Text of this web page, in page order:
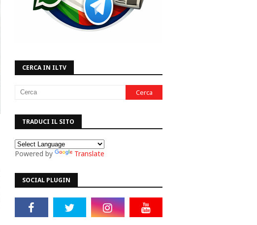
CERCA IN ILTV
TRADUCI IL SITO
Powered by Translate
SOCIAL PLUGIN